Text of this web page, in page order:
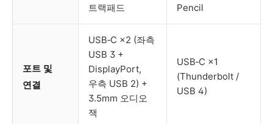
트랙패드
Pencil
포트 및
연결
USB‑C ×2 (좌측
USB 3 +
DisplayPort,
우측 USB 2) +
3.5mm 오디오
잭
USB‑C ×1
(Thunderbolt /
USB 4)